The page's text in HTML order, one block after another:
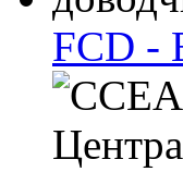
FCD -